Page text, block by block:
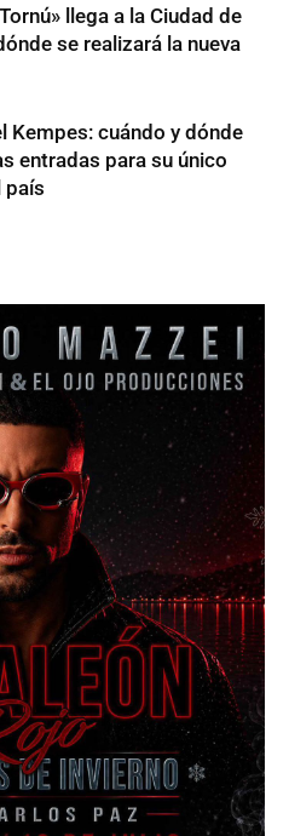
llega a la Ciudad de
se realizará la nueva
Kempes: cuándo y dónde
entradas para su único
país